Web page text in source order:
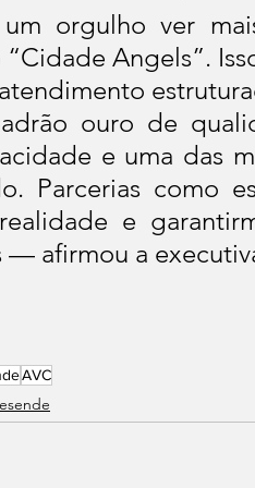
orgulho ver
Angels”.
ouro de
e uma das
Parcerias como
e
— afirmou a
AVC